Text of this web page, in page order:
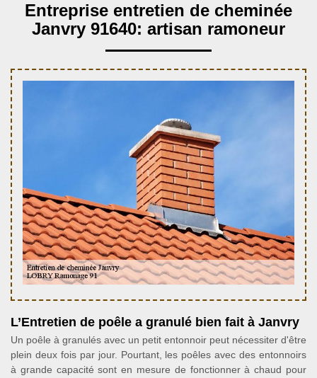
Entreprise entretien de cheminée
Janvry 91640: artisan ramoneur
L’Entretien de poêle a granulé bien fait à Janvry
Un poêle à granulés avec un petit entonnoir peut nécessiter d'être
plein deux fois par jour. Pourtant, les poêles avec des entonnoirs
à grande capacité sont en mesure de fonctionner à chaud pour